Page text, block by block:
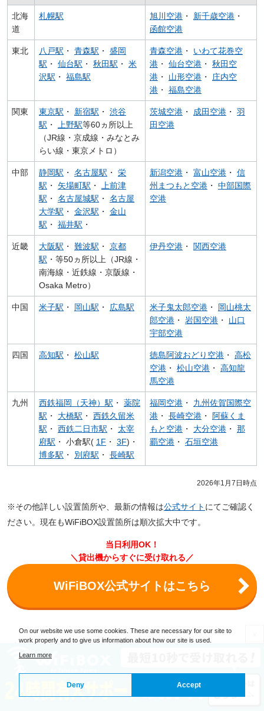
北海
道
札幌駅 旭川空港 ・ 新千歳空港 ・
函館空港
東北 八戸駅 ・ 青森駅 ・ 盛岡
駅 ・ 仙台駅 ・ 秋田駅 ・ 米
沢駅 ・ 福島駅
青森空港 ・ いわて花巻空
港 ・ 仙台空港 ・ 秋田空
港 ・ 山形空港 ・ 庄内空
港 ・ 福島空港
関東 東京駅 ・ 新宿駅 ・ 渋谷
駅 ・ 上野駅等60ヵ所以上
（JR線・京成線・みなとみ
らい線・東京メトロ）
茨城空港 ・ 成田空港 ・ 羽
田空港
中部 静岡駅 ・ 名古屋駅 ・ 栄
駅 ・ 矢場町駅 ・ 上前津
駅 ・ 名古屋城駅 ・ 名古屋
大学駅 ・ 金沢駅 ・ 金山
駅 ・ 福井駅 ・
新潟空港 ・ 富山空港 ・ 信
州まつもと空港 ・ 中部国際
空港
近畿 大阪駅 ・ 難波駅 ・ 京都
駅 ・等50ヵ所以上（JR線・
南海線・近鉄線・京阪線・
Osaka Metro）
伊丹空港 ・ 関西空港
中国 米子駅 ・ 岡山駅 ・ 広島駅 米子鬼太郎空港 ・ 岡山桃太
郎空港 ・ 岩国空港 ・ 山口
宇部空港
四国 高知駅 ・ 松山駅 徳島阿波おどり空港 ・ 高松
空港 ・ 松山空港 ・ 高知龍
馬空港
九州 西鉄福岡（天神）駅 ・ 薬院
駅 ・ 大橋駅 ・ 西鉄久留米
駅 ・ 西鉄二日市駅 ・ 太宰
府駅 ・ 小倉駅( 1F ・ 3F)・
博多駅 ・ 別府駅 ・ 長崎駅
福岡空港 ・ 九州佐賀国際空
港 ・ 長崎空港 ・
阿蘇くま
もと空港 ・ 大分空港 ・ 那
覇空港 ・ 石垣空港
2026年1月7日時点
※その他詳しい設置箇所や、最新の情報は公式サイト にてご確認く
ださい。現在もWiFiBOX設置箇所は順次拡大中です。
当日利用OK！
＼貸出機からすぐに受け取れる／
WiFiBOX公式サイトはこちら
メキシコの現地SIM事情
On our website we use some cookies. These are necessary for our site to
work properly and to give us information about how our site is used.
Learn more
Deny Accept